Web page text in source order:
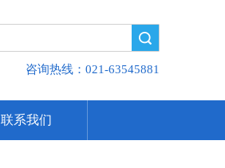
咨询热线：021-63545881
联系我们